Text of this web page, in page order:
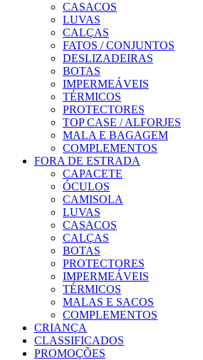
CASACOS
LUVAS
CALÇAS
FATOS / CONJUNTOS
DESLIZADEIRAS
BOTAS
IMPERMEÁVEIS
TÉRMICOS
PROTECTORES
TOP CASE / ALFORJES
MALA E BAGAGEM
COMPLEMENTOS
FORA DE ESTRADA
CAPACETE
ÓCULOS
CAMISOLA
LUVAS
CASACOS
CALÇAS
BOTAS
PROTECTORES
IMPERMEÁVEIS
TÉRMICOS
MALAS E SACOS
COMPLEMENTOS
CRIANÇA
CLASSIFICADOS
PROMOÇÕES